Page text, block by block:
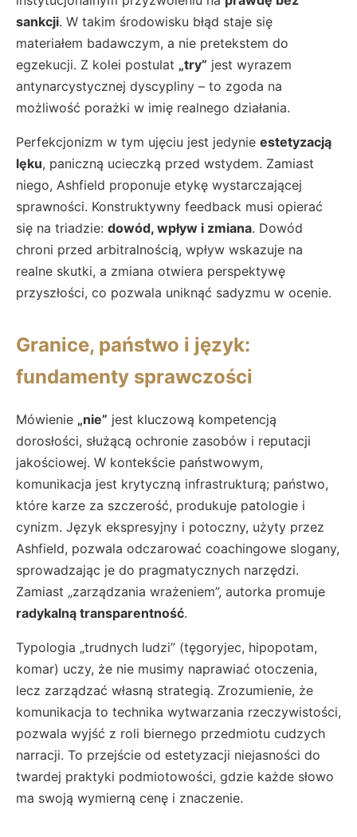
sankcji. W takim środowisku błąd staje się
materiałem badawczym, a nie pretekstem do
egzekucji. Z kolei postulat „try” jest wyrazem
antynarcystycznej dyscypliny – to zgoda na
możliwość porażki w imię realnego działania.
Perfekcjonizm w tym ujęciu jest jedynie estetyzacją
lęku, paniczną ucieczką przed wstydem. Zamiast
niego, Ashfield proponuje etykę wystarczającej
sprawności. Konstruktywny feedback musi opierać
się na triadzie: dowód, wpływ i zmiana. Dowód
chroni przed arbitralnością, wpływ wskazuje na
realne skutki, a zmiana otwiera perspektywę
przyszłości, co pozwala uniknąć sadyzmu w ocenie.
Granice, państwo i język:
fundamenty sprawczości
Mówienie „nie” jest kluczową kompetencją
dorosłości, służącą ochronie zasobów i reputacji
jakościowej. W kontekście państwowym,
komunikacja jest krytyczną infrastrukturą; państwo,
które karze za szczerość, produkuje patologie i
cynizm. Język ekspresyjny i potoczny, użyty przez
Ashfield, pozwala odczarować coachingowe slogany,
sprowadzając je do pragmatycznych narzędzi.
Zamiast „zarządzania wrażeniem”, autorka promuje
radykalną transparentność.
Typologia „trudnych ludzi” (tęgoryjec, hipopotam,
komar) uczy, że nie musimy naprawiać otoczenia,
lecz zarządzać własną strategią. Zrozumienie, że
komunikacja to technika wytwarzania rzeczywistości,
pozwala wyjść z roli biernego przedmiotu cudzych
narracji. To przejście od estetyzacji niejasności do
twardej praktyki podmiotowości, gdzie każde słowo
ma swoją wymierną cenę i znaczenie.